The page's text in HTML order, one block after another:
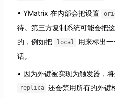
YMatrix 在内部会把设置
待。第三方复制系统可能会把
的，例如把
local
用来标出
话。
因为外键被实现为触发器，
replica
还会禁用所有的外键